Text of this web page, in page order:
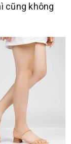
cũng không